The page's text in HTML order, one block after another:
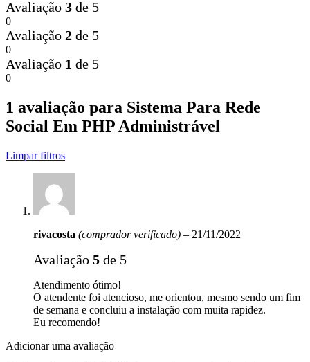
Avaliação 3 de 5
0
Avaliação 2 de 5
0
Avaliação 1 de 5
0
1 avaliação para Sistema Para Rede
Social Em PHP Administrável
Limpar filtros
rivacosta (comprador verificado) – 21/11/2022
Avaliação 5 de 5
Atendimento ótimo!
O atendente foi atencioso, me orientou, mesmo sendo um fim
de semana e concluiu a instalação com muita rapidez.
Eu recomendo!
Adicionar uma avaliação